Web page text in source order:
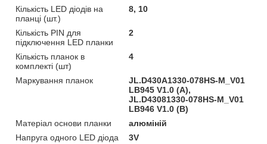
Кількість LED діодів на
планці (шт.)
8, 10
Кількість PIN для
підключення LED планки
2
Кількість планок в
комплекті (шт)
4
Маркування планок
JL.D430A1330-078HS-M_V01
LB945 V1.0 (A),
JL.D43081330-078HS-M_V01
LB946 V1.0 (B)
Матеріал основи планки
алюміній
Напруга одного LED діода
3V